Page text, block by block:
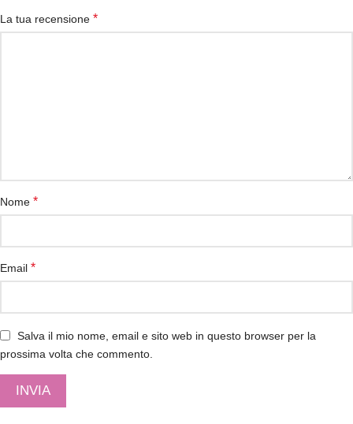
La tua recensione *
Nome *
Email *
Salva il mio nome, email e sito web in questo browser per la
prossima volta che commento.